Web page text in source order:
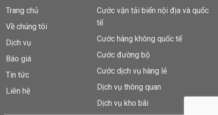
Trang chủ
Về chúng tôi
Dịch vụ
Báo giá
Tin tức
Liên hệ
Cước vận tải biển nội địa và quốc
tế
Cước hàng không quốc tế
Cước đường bộ
Cước dịch vụ hàng lẻ
Dịch vụ thông quan
Dịch vụ kho bãi